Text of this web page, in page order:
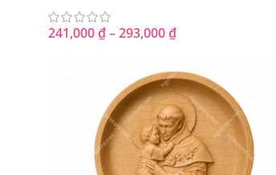
241,000₫–293,000₫